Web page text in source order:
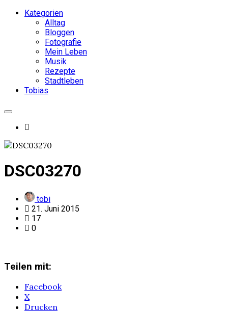
Kategorien
Alltag
Bloggen
Fotografie
Mein Leben
Musik
Rezepte
Stadtleben
Tobias
DSC03270
tobi
21. Juni 2015
17
0
Teilen mit:
Facebook
X
Drucken